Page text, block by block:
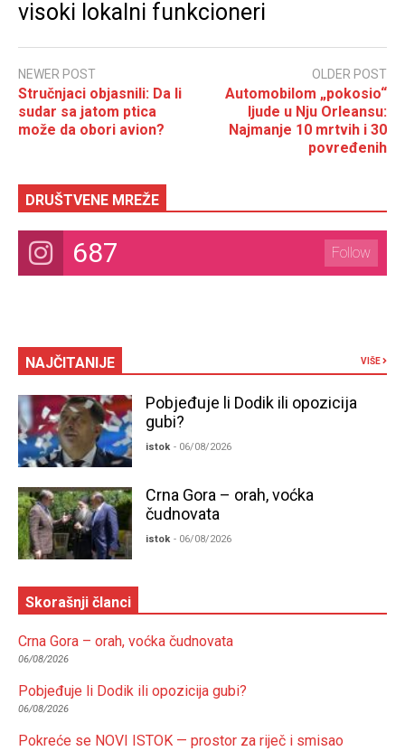
visoki lokalni funkcioneri
NEWER POST
Stručnjaci objasnili: Da li
sudar sa jatom ptica
može da obori avion?
OLDER POST
Automobilom „pokosio“
ljude u Nju Orleansu:
Najmanje 10 mrtvih i 30
povređenih
DRUŠTVENE MREŽE
687 Follow
NAJČITANIJE VIŠE
Pobjeđuje li Dodik ili opozicija
gubi?
istok - 06/08/2026
Crna Gora – orah, voćka
čudnovata
istok - 06/08/2026
Skorašnji članci
Crna Gora – orah, voćka čudnovata
06/08/2026
Pobjeđuje li Dodik ili opozicija gubi?
06/08/2026
Pokreće se NOVI ISTOK — prostor za riječ i smisao